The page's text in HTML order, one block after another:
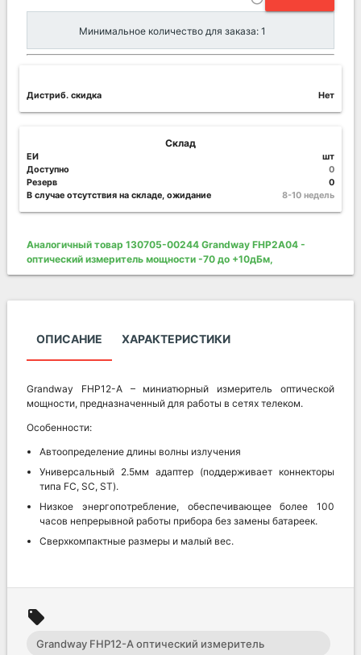
Минимальное количество для заказа: 1
Дистриб. скидка Нет
Склад
ЕИ
шт
Доступно
0
Резерв
0
В случае отсутствия на складе, ожидание
8-10 недель
Аналогичный товар 130705-00244 Grandway FHP2A04 -
оптический измеритель мощности -70 до +10дБм,
ОПИСАНИЕ ХАРАКТЕРИСТИКИ
Grandway FHP12-A – миниатюрный измеритель оптической
мощности, предназначенный для работы в сетях телеком.
Особенности:
Автоопределение длины волны излучения
Универсальный 2.5мм адаптер (поддерживает коннекторы
типа FC, SC, ST).
Низкое энергопотребление, обеспечивающее более 100
часов непрерывной работы прибора без замены батареек.
Сверхкомпактные размеры и малый вес.
local_offer
Grandway FHP12-A оптический измеритель